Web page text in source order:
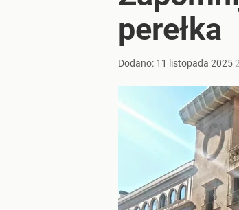
perełka
Dodano: 11 listopada 2025